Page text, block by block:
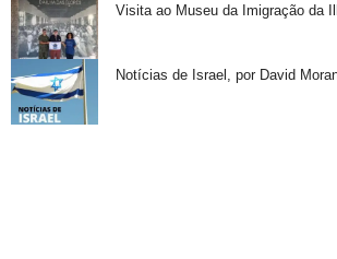
Visita ao Museu da Imigração da
Notícias de Israel, por David